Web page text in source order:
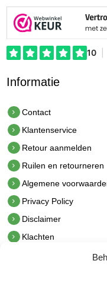
Informatie
Contact
Klantenservice
Retour aanmelden
Ruilen en retourneren
Algemene
Privacy Policy
Disclaimer
Klachten